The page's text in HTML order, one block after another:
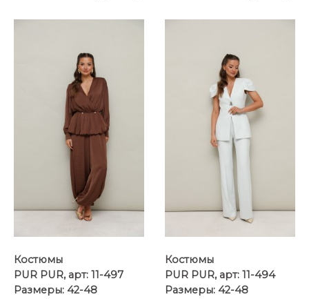
Костюмы
PUR PUR, арт: 11-497
Размеры: 42-48
Костюмы
PUR PUR, арт: 11-494
Размеры: 42-48